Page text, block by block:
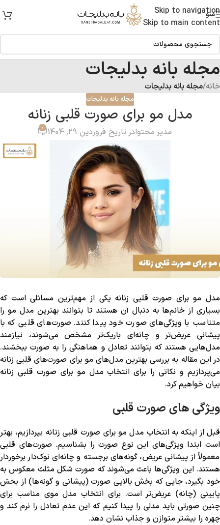
Skip to navigation
Skip to main content
منو
مجله بانه بدلیجات
خانه/مجله بانه بدلیجات
مجله بانه بدلیجات
مدل مو برای صورت قلبی زنانه
مدیر محتوادر تاریخ فروردین 29, 1404 0
مدل مو برای صورت قلبی زنانه یکی از مهم‌ترین مسائلی است که
بسیاری از خانم‌ها به دنبال آن هستند تا بتوانند بهترین مدل مو را
متناسب با ویژگی‌های صورت خود پیدا کنند. صورت‌های قلبی که با
پیشانی عریض‌تر و چانه‌ای باریک‌تر مشخص می‌شوند، نیازمند
مدل‌هایی هستند که بتوانند تعادل و هماهنگی را به صورت ببخشند.
در این مقاله به بررسی بهترین مدل‌های مو برای صورت‌های قلبی زنانه
می‌پردازیم و نکاتی را برای انتخاب مدل مو برای صورت قلبی زنانه
بیان خواهیم کرد.
ویژگی های صورت قلبی
قبل از اینکه به انتخاب مدل مو برای صورت قلبی زنانه بپردازیم، بهتر
است ابتدا ویژگی‌های این نوع صورت را بشناسیم. صورت‌های قلبی
معمولاً از پیشانی عریض، گونه‌های برجسته و چانه‌ای نوک‌دار برخوردار
هستند. این ویژگی‌ها باعث می‌شوند که صورت شکل مثلث معکوس به
خود بگیرد، جایی که بخش بالایی صورت (پیشانی و گونه‌ها) از بخش
پایینی (چانه) عریض‌تر است. برای انتخاب مدل موی مناسب برای
چنین صورتی باید مدلی را پیدا کنیم که این عدم تعادل را نرم کند و
چهره را بیشتر متوازن و جذاب نشان دهد.